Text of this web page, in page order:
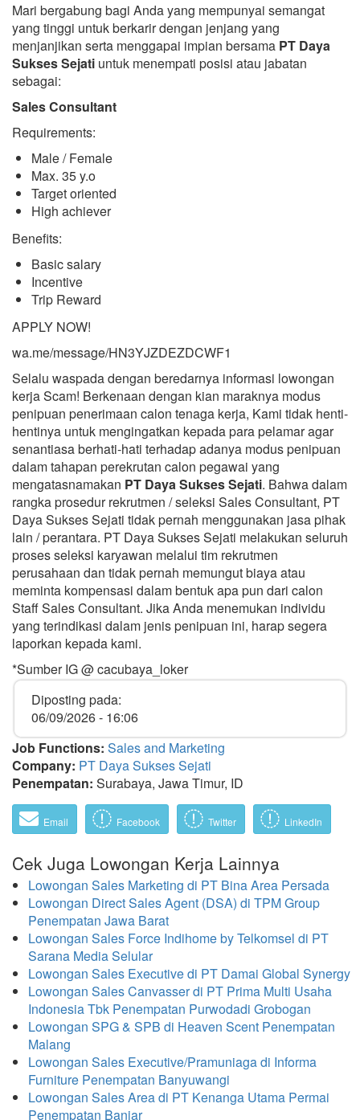
Mari bergabung bagi Anda yang mempunyai semangat
yang tinggi untuk berkarir dengan jenjang yang
menjanjikan serta menggapai impian bersama PT Daya
Sukses Sejati untuk menempati posisi atau jabatan
sebagai:
Sales Consultant
Requirements:
Male / Female
Max. 35 y.o
Target oriented
High achiever
Benefits:
Basic salary
Incentive
Trip Reward
APPLY NOW!
wa.me/message/HN3YJZDEZDCWF1
Selalu waspada dengan beredarnya informasi lowongan
kerja Scam! Berkenaan dengan kian maraknya modus
penipuan penerimaan calon tenaga kerja, Kami tidak henti-
hentinya untuk mengingatkan kepada para pelamar agar
senantiasa berhati-hati terhadap adanya modus penipuan
dalam tahapan perekrutan calon pegawai yang
mengatasnamakan PT Daya Sukses Sejati. Bahwa dalam
rangka prosedur rekrutmen / seleksi Sales Consultant, PT
Daya Sukses Sejati tidak pernah menggunakan jasa pihak
lain / perantara. PT Daya Sukses Sejati melakukan seluruh
proses seleksi karyawan melalui tim rekrutmen
perusahaan dan tidak pernah memungut biaya atau
meminta kompensasi dalam bentuk apa pun dari calon
Staff Sales Consultant. Jika Anda menemukan individu
yang terindikasi dalam jenis penipuan ini, harap segera
laporkan kepada kami.
*Sumber IG @ cacubaya_loker
Diposting pada:
06/09/2026 - 16:06
Job Functions: Sales and Marketing
Company: PT Daya Sukses Sejati
Penempatan: Surabaya, Jawa Timur, ID
Email Facebook Twitter LinkedIn
Cek Juga Lowongan Kerja Lainnya
Lowongan Sales Marketing di PT Bina Area Persada
Lowongan Direct Sales Agent (DSA) di TPM Group
Penempatan Jawa Barat
Lowongan Sales Force Indihome by Telkomsel di PT
Sarana Media Selular
Lowongan Sales Executive di PT Damai Global Synergy
Lowongan Sales Canvasser di PT Prima Multi Usaha
Indonesia Tbk Penempatan Purwodadi Grobogan
Lowongan SPG & SPB di Heaven Scent Penempatan
Malang
Lowongan Sales Executive/Pramuniaga di Informa
Furniture Penempatan Banyuwangi
Lowongan Sales Area di PT Kenanga Utama Permai
Penempatan Banjar